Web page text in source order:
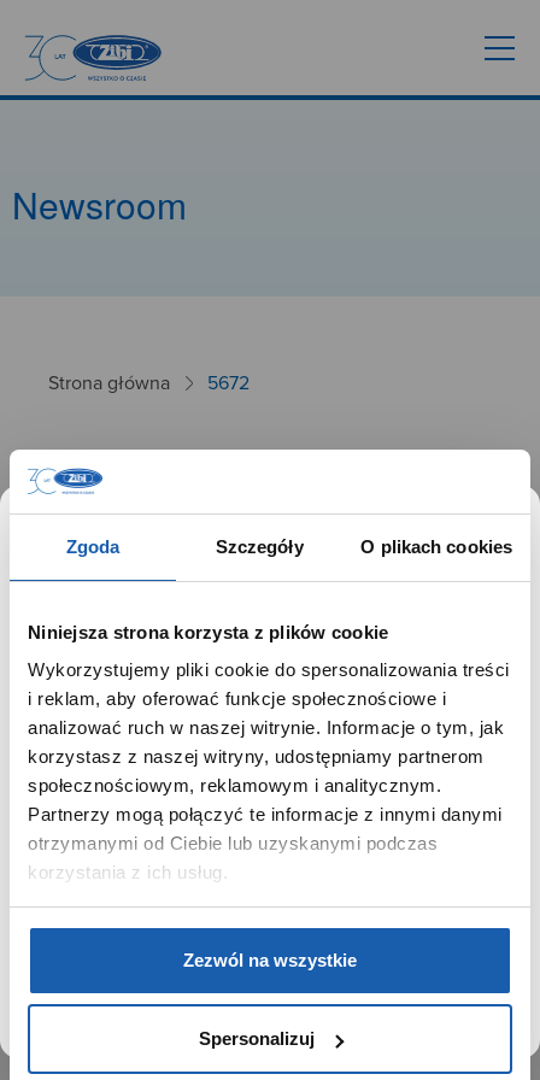
Zgoda Szczegóły O plikach cookies
Niniejsza strona korzysta z plików cookie
Wykorzystujemy pliki cookie do spersonalizowania treści
i reklam, aby oferować funkcje społecznościowe i
analizować ruch w naszej witrynie. Informacje o tym, jak
korzystasz z naszej witryny, udostępniamy partnerom
społecznościowym, reklamowym i analitycznym.
Partnerzy mogą połączyć te informacje z innymi danymi
otrzymanymi od Ciebie lub uzyskanymi podczas
korzystania z ich usług.
Zezwól na wszystkie
Spersonalizuj
Newsroom
Strona główna 5672
5672
26.09.2024
GRUPA ZIBI
Historia
Misja, wizja i wartości Grupy Zibi
Ważne daty
Kariera
Zgoda na ciasteczka
PRODUKTY
Kalkulatory
SIECI SPRZEDAŻY
SZANOWNY UŻYTKOWNIKU,
SZANOWNA UŻYTKOWNICZKO
Używamy plików cookie w celach analitycznych,
statystycznych i marketingowych, w tym aby analizować
ruch w tej witrynie, optymalizować jej działanie oraz
zapamiętywać Twoje preferencje.